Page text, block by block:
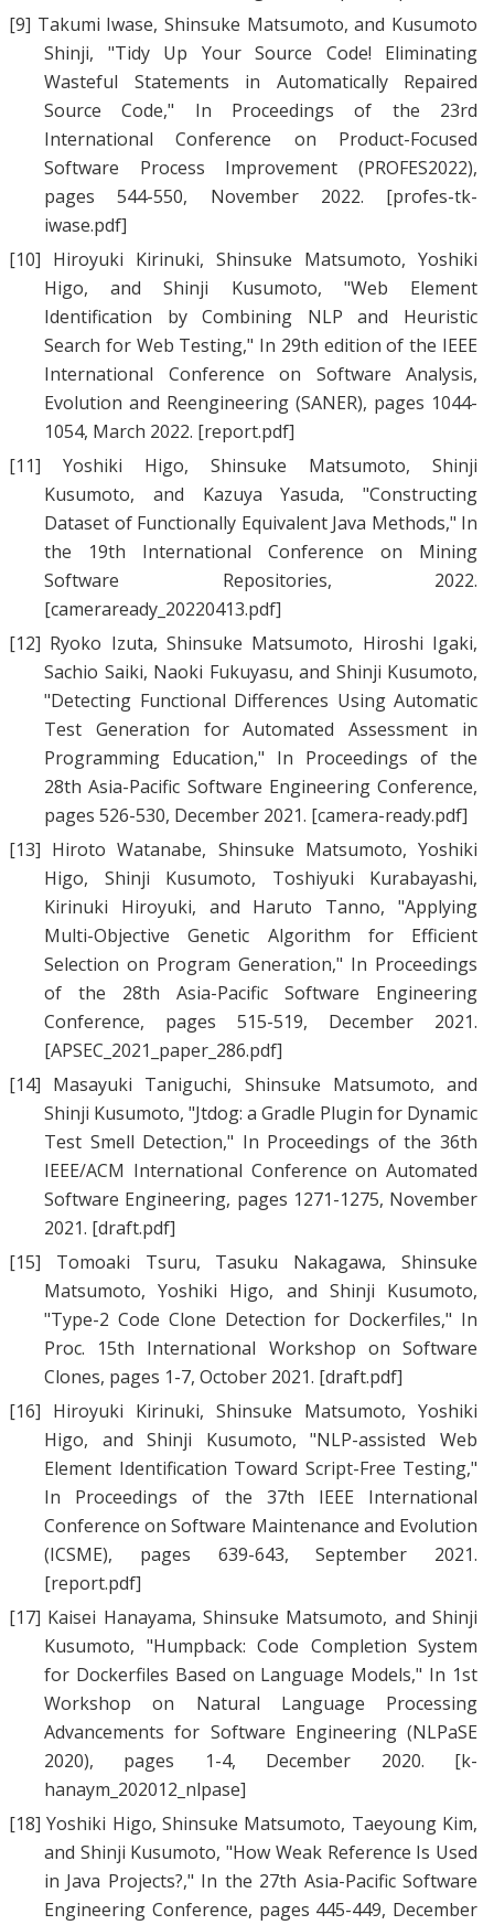
[9] Takumi Iwase,Shinsuke Matsumoto, and Kusumoto
Shinji, "Tidy Up Your Source Code! Eliminating
Wasteful Statements in Automatically Repaired
Source Code," In Proceedings of the 23rd
International Conference on Product-Focused
Software Process Improvement (PROFES2022),
pages 544-550, November 2022. [profes-tk-
iwase.pdf]
[10] Hiroyuki Kirinuki, Shinsuke Matsumoto, Yoshiki
Higo, andShinji Kusumoto, "Web Element
Identification by Combining NLP and Heuristic
Search for Web Testing," In 29th edition of the IEEE
International Conference on Software Analysis,
Evolution and Reengineering (SANER), pages 1044-
1054, March 2022. [report.pdf]
[11]
Yoshiki Higo, Shinsuke Matsumoto, Shinji
Kusumoto, and Kazuya Yasuda, "Constructing
Dataset of Functionally Equivalent Java Methods," In
the 19th International Conference on Mining
Software Repositories, 2022.
[cameraready_20220413.pdf]
[12] Ryoko Izuta,Shinsuke Matsumoto, Hiroshi Igaki,
Sachio Saiki, Naoki Fukuyasu, and Shinji Kusumoto,
"Detecting Functional Differences Using Automatic
Test Generation for Automated Assessment in
Programming Education," In Proceedings of the
28th Asia-Pacific Software Engineering Conference,
pages 526-530, December 2021. [camera-ready.pdf]
[13] Hiroto Watanabe, Shinsuke Matsumoto,Yoshiki
Higo, Shinji Kusumoto, Toshiyuki Kurabayashi,
Kirinuki Hiroyuki, and Haruto Tanno, "Applying
Multi-Objective Genetic Algorithm for Efficient
Selection on Program Generation," In Proceedings
of the 28th Asia-Pacific Software Engineering
Conference, pages 515-519, December 2021.
[APSEC_2021_paper_286.pdf]
[14] Masayuki Taniguchi, Shinsuke Matsumoto, and
Shinji Kusumoto, "Jtdog: a Gradle Plugin for Dynamic
Test Smell Detection," In Proceedings of the 36th
IEEE/ACM International Conference on Automated
Software Engineering, pages 1271-1275, November
2021. [draft.pdf]
[15]
Tomoaki Tsuru, Tasuku Nakagawa,Shinsuke
Matsumoto,Yoshiki Higo, and Shinji Kusumoto,
"Type-2 Code Clone Detection for Dockerfiles," In
Proc. 15th International Workshop on Software
Clones, pages 1-7, October 2021. [draft.pdf]
[16] Hiroyuki Kirinuki, Shinsuke Matsumoto, Yoshiki
Higo, andShinji Kusumoto, "NLP-assisted Web
Element Identification Toward Script-Free Testing,"
In Proceedings of the 37th IEEE International
Conference on Software Maintenance and Evolution
(ICSME), pages 639-643, September 2021.
[report.pdf]
[17] Kaisei Hanayama,Shinsuke Matsumoto, andShinji
Kusumoto, "Humpback: Code Completion System
for Dockerfiles Based on Language Models," In 1st
Workshop on Natural Language Processing
Advancements for Software Engineering (NLPaSE
2020), pages 1-4, December 2020. [k-
hanaym_202012_nlpase]
[18] Yoshiki Higo,Shinsuke Matsumoto, Taeyoung Kim,
and Shinji Kusumoto, "How Weak Reference Is Used
in Java Projects?," In the 27th Asia-Pacific Software
Engineering Conference, pages 445-449, December